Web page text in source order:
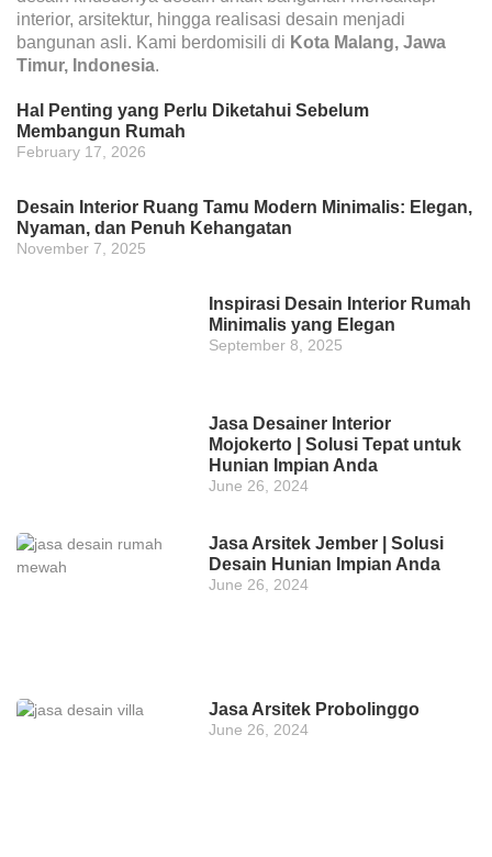
interior, arsitektur, hingga realisasi desain menjadi
bangunan asli. Kami berdomisili di Kota Malang, Jawa
Timur, Indonesia.
Hal Penting yang Perlu Diketahui Sebelum
Membangun Rumah
February 17, 2026
Desain Interior Ruang Tamu Modern Minimalis: Elegan,
Nyaman, dan Penuh Kehangatan
November 7, 2025
Inspirasi Desain Interior Rumah
Minimalis yang Elegan
September 8, 2025
Jasa Desainer Interior
Mojokerto | Solusi Tepat untuk
Hunian Impian Anda
June 26, 2024
Jasa Arsitek Jember | Solusi
Desain Hunian Impian Anda
June 26, 2024
Jasa Arsitek Probolinggo
June 26, 2024